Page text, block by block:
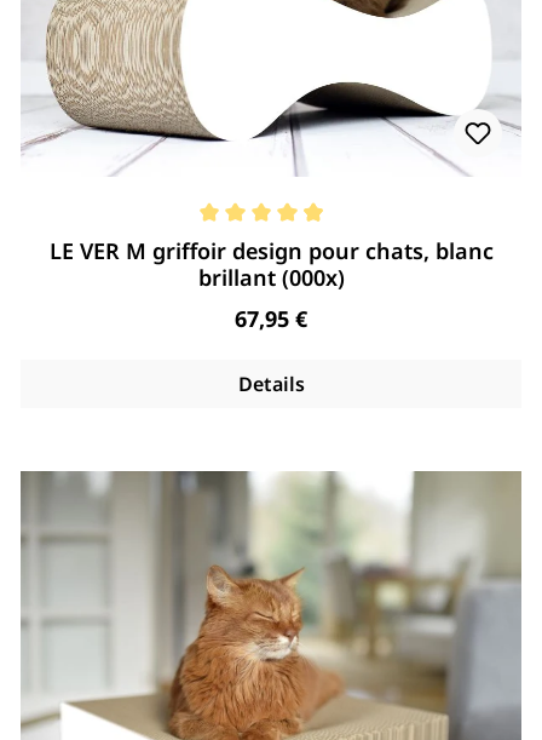
Note moyenne de 4.98 de 5 étoiles
LE VER M griffoir design pour chats, blanc
brillant (000x)
Regulärer Preis:
67,95 €
Details